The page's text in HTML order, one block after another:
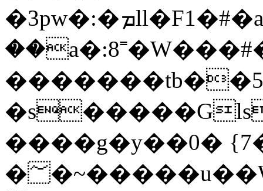
����g�y��0�
�؅�~�����u��WZo�I��0���7�\��u�C�